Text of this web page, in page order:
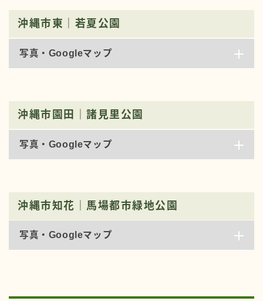
沖縄市東｜若夏公園
写真・Googleマップ
沖縄市園田｜諸見里公園
写真・Googleマップ
沖縄市知花｜馬場都市緑地公園
写真・Googleマップ